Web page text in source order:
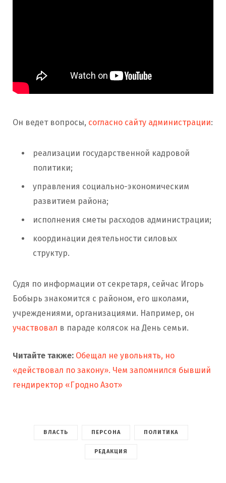
Он ведет вопросы, согласно сайту администрации:
реализации государственной кадровой
политики;
управления социально-экономическим
развитием района;
исполнения сметы расходов администрации;
координации деятельности силовых
структур.
Судя по информации от секретаря, сейчас Игорь
Бобырь знакомится с районом, его школами,
учреждениями, организациями. Например, он
участвовал в параде колясок на День семьи.
Читайте также: Обещал не увольнять, но
«действовал по закону». Чем запомнился бывший
гендиректор «Гродно Азот»
ВЛАСТЬ ПЕРСОНА ПОЛИТИКА
РЕДАКЦИЯ